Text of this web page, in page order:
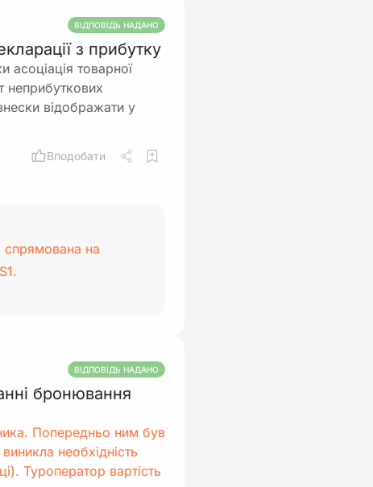
ВІДПОВІДЬ НАДАНО
з прибутку
товарної
неприбуткових
відображати у
Вподобати
спрямована на
ВІДПОВІДЬ НАДАНО
бронювання
Попередньо ним був
необхідність
Туроператор вартість